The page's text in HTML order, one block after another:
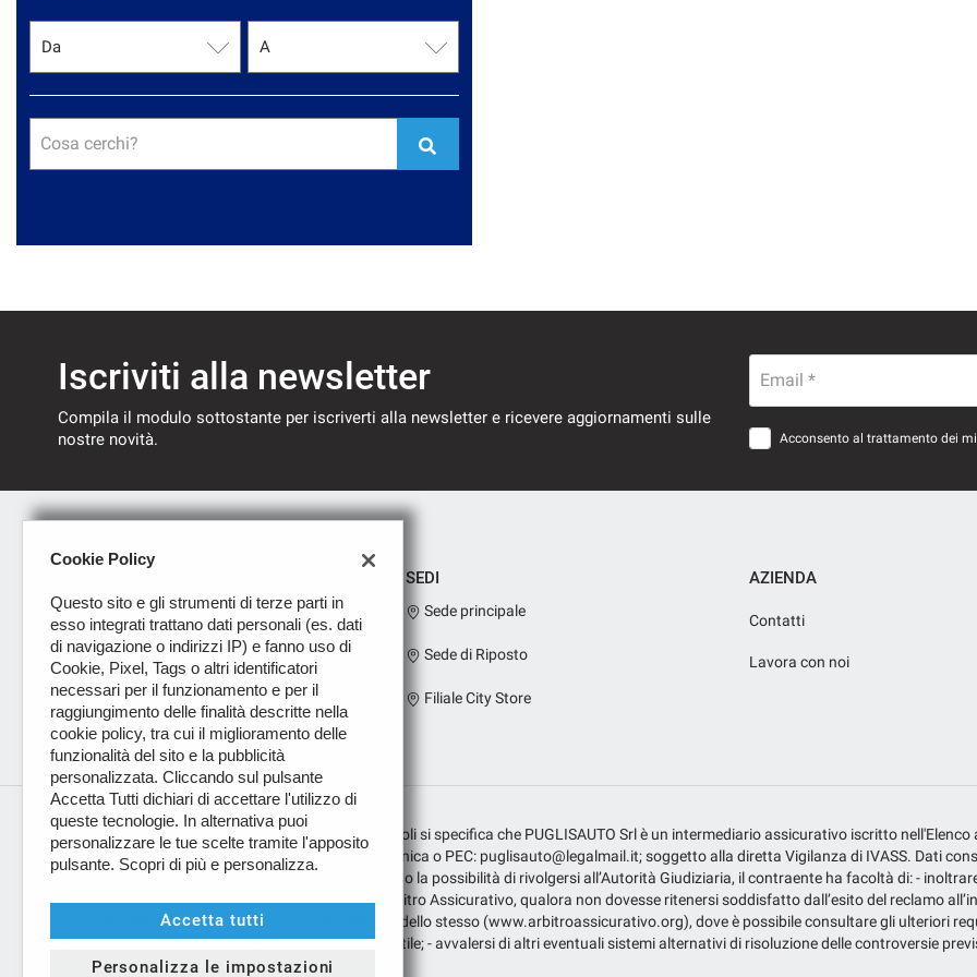
Cosa cerchi?
Iscriviti alla newsletter
Compila il modulo sottostante per iscriverti alla newsletter e ricevere aggiornamenti sulle
nostre novità.
Email *
Acconsento al trattamento dei
SEDI
Sede principale
Sede di Riposto
Filiale City Store
AZIENDA
Contatti
Lavora con noi
Per i prodotti assicurativi sui finanziamenti dei veicoli si specifica che PUGLISAUTO Srl è un intermediario assicurativo iscritto
con numero E000269070; indirizzo di posta elettronica o PEC: puglisauto@legalmail.it; soggetto alla diretta Vigilanza di IVASS. Dati
pubblica/. Per i prodotti assicurativi, ferma restando la possibilità di rivolgersi all’Autorità Giudiziaria, il contraente ha facoltà di: -
puglisauto@legalmail.it; - presentare ricorso all’Arbitro Assicurativo, qualora non dovesse ritenersi soddisfatto dall’esito del reclamo
legge, tramite il portale disponibile sul sito internet dello stesso (www.arbitroassicurativo.org), dove è possibile consultare gli ulteriori
presentazione del ricorso e ogni altra indicazione utile; - avvalersi di altri eventuali sistemi alternativi di risoluzione delle controversie
Cookie Policy
Questo sito e gli strumenti di terze parti in
esso integrati trattano dati personali (es. dati
di navigazione o indirizzi IP) e fanno uso di
Cookie, Pixel, Tags o altri identificatori
necessari per il funzionamento e per il
raggiungimento delle finalità descritte nella
cookie policy, tra cui il miglioramento delle
funzionalità del sito e la pubblicità
personalizzata. Cliccando sul pulsante
Accetta Tutti dichiari di accettare l'utilizzo di
queste tecnologie. In alternativa puoi
personalizzare le tue scelte tramite l'apposito
pulsante. Scopri di più e personalizza.
Accetta tutti
Personalizza le impostazioni
Leggi
cookie